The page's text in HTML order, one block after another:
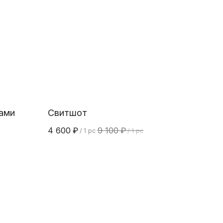
Свитшот
4 600 ₽ / 1 pc 9 100 ₽ / 1 pc